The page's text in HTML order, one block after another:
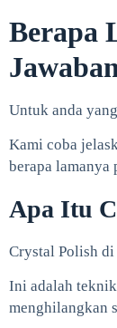
Berapa
Untuk anda
Kami coba
berapa lamanya
Apa Itu
Crystal Polish di
Ini adalah
menghilangkan